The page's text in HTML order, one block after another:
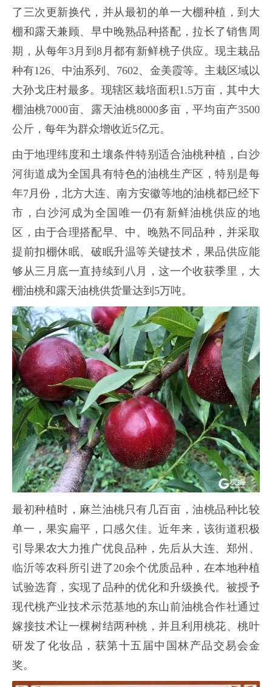
了三次更新换代，并从最初的单一大棚种植，到大
棚和露天兼顾、早中晚熟品种搭配，拉长了销售周
期，从每年3月到8月都有新鲜桃子供应。现主栽品
种有126、中油系列、7602、金美霞等。主栽区域以
大孙戈庄村最多。现辖区栽培面积1.5万亩，其中大
棚油桃7000亩、露天油桃8000多亩，平均亩产3500
公斤，每年为群众增收近5亿元。
由于地理纬度和土壤条件特别适合油桃种植，白沙
河街道成为全国具有特色的油桃生产区，特别是每
年7月份，北方大连、南方安徽等地的油桃都已经下
市，白沙河成为全国唯一仍有新鲜油桃供应的地
区，由于合理搭配早、中、晚熟不同品种，并采取
提前扣棚休眠、破眠升温等关键技术，果品供应能
够从三月底一直持续到八月，这一个收获季里，大
棚油桃和露天油桃供货量达到5万吨。
最初种植时，麻兰油桃只有几百亩，油桃品种比较
单一，果实扁平，口感欠佳。近年来，该街道积极
引导果农大力推广优良品种，先后从大连、郑州、
临沂等农科所引进了20余个优质品种，在本地种植
试验选育，实现了品种的优化和升级换代。被授予
现代桃产业技术示范基地的东山前油桃合作社通过
嫁接技术让一棵树结两种桃，并且利用桃花、桃叶
研发了化妆品，获第十五届中国林产品交易会金
奖。